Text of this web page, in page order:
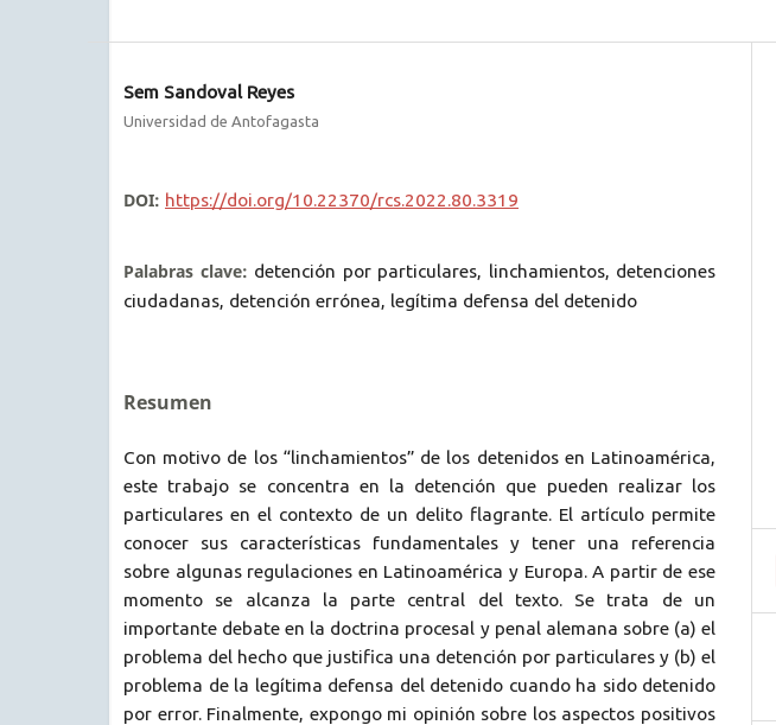
Sem Sandoval Reyes
Universidad de Antofagasta
DOI: https://doi.org/10.22370/rcs.2022.80.3319
Palabras clave: detención por particulares, linchamientos, detenciones
ciudadanas, detención errónea, legítima defensa del detenido
Resumen
Con motivo de los “linchamientos” de los detenidos en Latinoamérica,
este trabajo se concentra en la detención que pueden realizar los
particulares en el contexto de un delito flagrante. El artículo permite
conocer sus características fundamentales y tener una referencia
sobre algunas regulaciones en Latinoamérica y Europa. A partir de ese
momento se alcanza la parte central del texto. Se trata de un
importante debate en la doctrina procesal y penal alemana sobre (a) el
problema del hecho que justifica una detención por particulares y (b) el
problema de la legítima defensa del detenido cuando ha sido detenido
por error. Finalmente, expongo mi opinión sobre los aspectos positivos